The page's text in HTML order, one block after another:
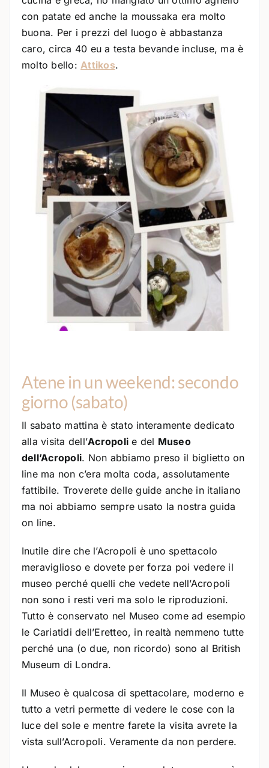
con patate ed anche la moussaka era molto
buona. Per i prezzi del luogo è abbastanza
caro, circa 40 eu a testa bevande incluse, ma è
molto bello: Attikos.
Atene in un weekend: secondo
giorno (sabato)
Il sabato mattina è stato interamente dedicato
alla visita dell’Acropoli e del Museo
dell’Acropoli. Non abbiamo preso il biglietto on
line ma non c’era molta coda, assolutamente
fattibile. Troverete delle guide anche in italiano
ma noi abbiamo sempre usato la nostra guida
on line.
Inutile dire che l’Acropoli è uno spettacolo
meraviglioso e dovete per forza poi vedere il
museo perché quelli che vedete nell’Acropoli
non sono i resti veri ma solo le riproduzioni.
Tutto è conservato nel Museo come ad esempio
le Cariatidi dell’Eretteo, in realtà nemmeno tutte
perché una (o due, non ricordo) sono al British
Museum di Londra.
Il Museo è qualcosa di spettacolare, moderno e
tutto a vetri permette di vedere le cose con la
luce del sole e mentre farete la visita avrete la
vista sull’Acropoli. Veramente da non perdere.